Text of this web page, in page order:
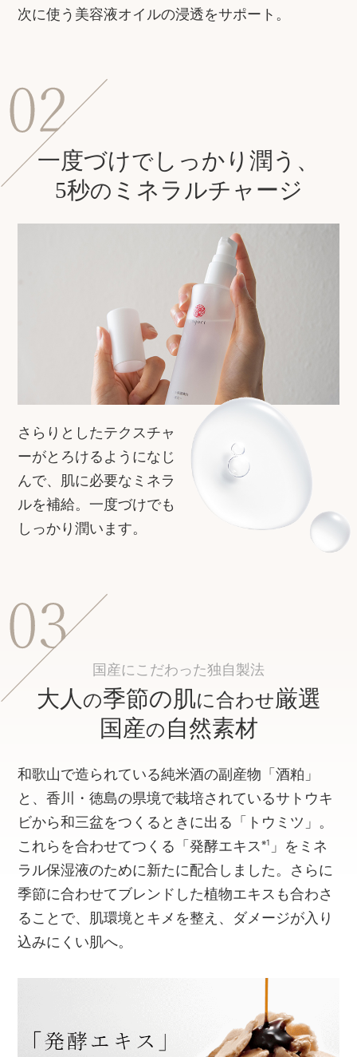
次に使う美容液オイルの浸透をサポート。
一度づけで しっかり潤う、
5秒の ミネラルチャージ
さらりとしたテクスチャ
ーがとろけるようになじ
んで、肌に必要なミネラ
ルを補給。一度づけでも
しっかり潤います。
国産にこだわった独自製法
大人 の季節の肌に合わせ厳選
国産の 自然素材
和歌山で造られている純米酒の副産物「酒粕」
と、香川・徳島の県境で栽培されているサトウキ
ビから和三盆をつくるときに出る「トウミツ」。
これらを合わせてつくる「発酵エキス※1 」をミネ
ラル保湿液のために新たに配合しました。さらに
季節に合わせてブレンドした植物エキスも合わさ
ることで、肌環境とキメを整え、ダメージが入り
込みにくい肌へ。